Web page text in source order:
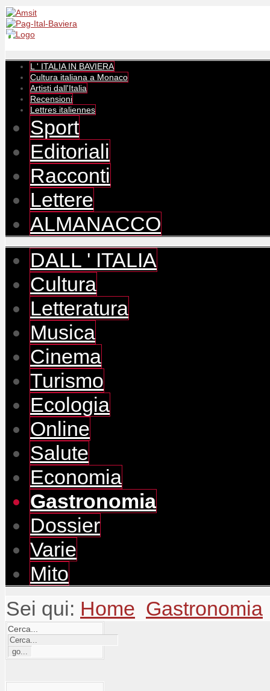
L ' ITALIA IN BAVIERA
Cultura italiana a Monaco
Artisti dall'Italia
Recensioni
Lettres italiennes
Sport
Editoriali
Racconti
Lettere
ALMANACCO
DALL ' ITALIA
Cultura
Letteratura
Musica
Cinema
Turismo
Ecologia
Online
Salute
Economia
Gastronomia
Dossier
Varie
Mito
Sei qui: Home Gastronomia
Cerca...